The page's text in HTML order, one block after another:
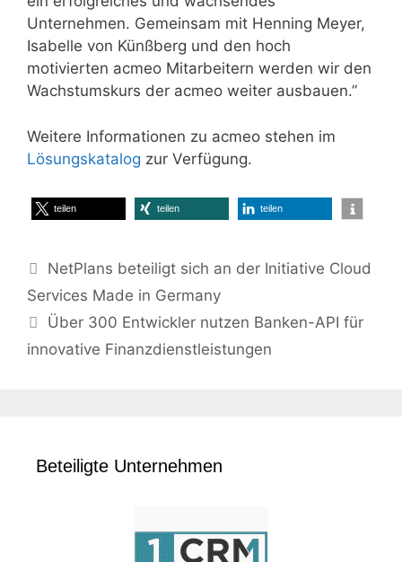
Unternehmen. Gemeinsam mit Henning Meyer,
Isabelle von Künßberg und den hoch
motivierten acmeo Mitarbeitern werden wir den
Wachstumskurs der acmeo weiter ausbauen.”
Weitere Informationen zu acmeo stehen im
Lösungskatalog zur Verfügung.
teilen teilen teilen
NetPlans beteiligt sich an der Initiative Cloud
Services Made in Germany
Über 300 Entwickler nutzen Banken-API für
innovative Finanzdienstleistungen
Beteiligte Unternehmen